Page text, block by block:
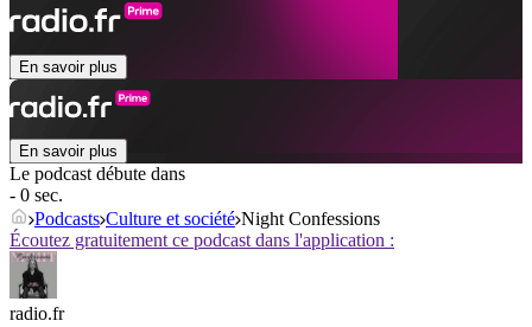
En savoir plus
En savoir plus
Le podcast débute dans
- 0 sec.
Podcasts Culture et société Night Confessions
Écoutez gratuitement ce podcast dans l'application :
radio.fr